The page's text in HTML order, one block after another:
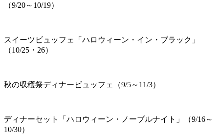
（9/20～10/19）
スイーツビュッフェ「ハロウィーン・イン・ブラック」
（10/25・26）
秋の収穫祭ディナービュッフェ（9/5～11/3）
ディナーセット「ハロウィーン・ノーブルナイト」（9/16～
10/30）